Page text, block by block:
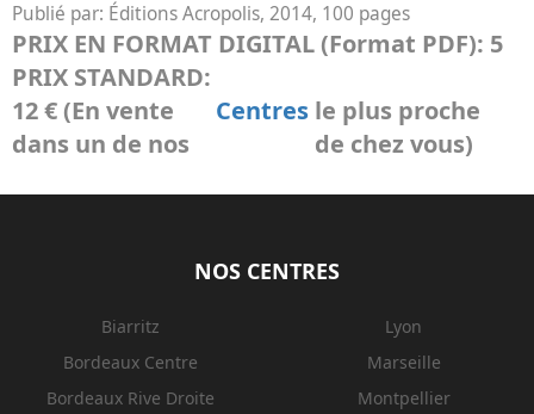
Publié par: Éditions Acropolis, 2014, 100 pages
PRIX EN FORMAT DIGITAL (Format PDF): 5
PRIX STANDARD:
12 € (En vente
dans un de nos
Centres le plus proche
de chez vous)
NOS CENTRES
Biarritz
Bordeaux Centre
Bordeaux Rive Droite
Lyon
Marseille
Montpellier